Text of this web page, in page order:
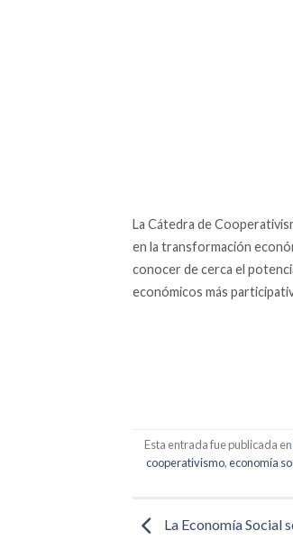
La Cátedra de
en la transformación
conocer de cerca el
económicos más
Esta entrada fue publicada
cooperativismo,economía
La Economía Social